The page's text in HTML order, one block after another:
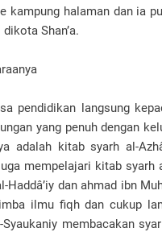
kampung halaman dan ia
Shan’a.
pendidikan langsung
yang penuh dengan
adalah kitab syarh al-
mempelajari kitab
dan ahmad ibn
ilmu fiqh dan cukup
membacakan